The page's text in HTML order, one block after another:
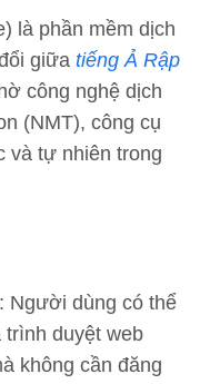
là phần mềm dịch
giữa tiếng Ả Rập
công nghệ dịch
(NMT), công cụ
và tự nhiên trong
: Người dùng có thể
trình duyệt web
không cần đăng